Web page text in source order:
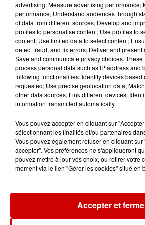
Aménager un
Canada et
Boston,...
Born in the
Springsteen :
l’Amérique...
I Gotta Feeling
advertising; Measure advertising performance;
performance; Understand audiences through
of data from different sources; Develop and
profiles to personalise content; Use profiles to
content; Use limited data to select content;
detect fraud, and fix errors; Deliver and
Save and communicate privacy choices.
process personal data such as IP address and
following functionalities: Identify devices
requested; Use precise geolocation data;
other data sources; Link different devices;
information transmitted automatically.
Vous pouvez accepter en cliquant sur
sélectionnant les finalités et/ou partenaires
Vous pouvez également refuser en cliquant
accepter". Vos préférences ne s'appliqueront
pouvez mettre à jour vos choix, ou retirer votre
moment via le lien "Gérer les cookies" situé en
Accepter et